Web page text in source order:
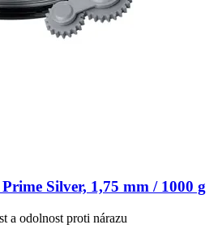
Silver, 1,75 mm / 1000 g
a odolnost proti nárazu